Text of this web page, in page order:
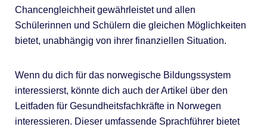
Chancengleichheit gewährleistet und allen
Schülerinnen und Schülern die gleichen Möglichkeiten
bietet, unabhängig von ihrer finanziellen Situation.
Wenn du dich für das norwegische Bildungssystem
interessierst, könnte dich auch der Artikel über den
Leitfaden für Gesundheitsfachkräfte in Norwegen
interessieren. Dieser umfassende Sprachführer bietet